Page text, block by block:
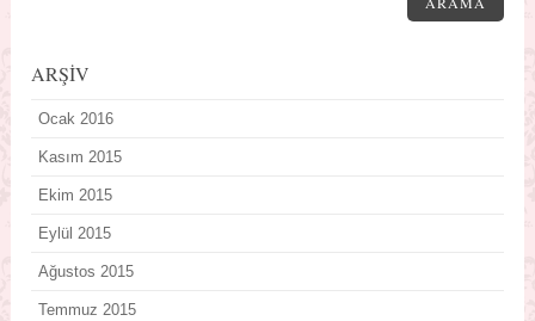
ARŞİV
Ocak 2016
Kasım 2015
Ekim 2015
Eylül 2015
Ağustos 2015
Temmuz 2015